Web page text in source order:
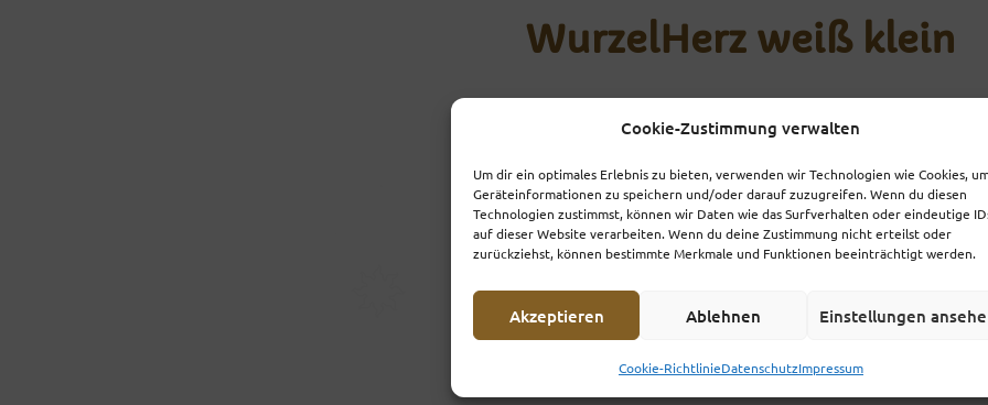
Cookie-Zustimmung verwalten
Um dir ein optimales Erlebnis zu bieten, verwenden wir Technologien wie Cookies,
Geräteinformationen zu speichern und/oder darauf zuzugreifen. Wenn du diesen
Technologien zustimmst, können wir Daten wie das Surfverhalten oder eindeutige
auf dieser Website verarbeiten. Wenn du deine Zustimmung nicht erteilst oder
zurückziehst, können bestimmte Merkmale und Funktionen beeinträchtigt werden.
Akzeptieren Ablehnen Einstellungen
Cookie-RichtlinieDatenschutzImpressum
WurzelHerz weiß klein